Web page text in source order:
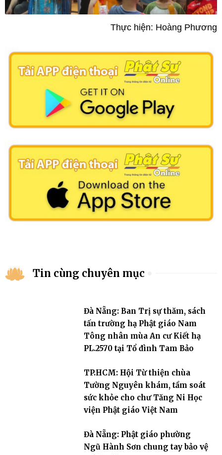
Thực hiện: Hoàng Phương
Tin cùng chuyên mục
Đà Nẵng: Ban Trị sự thăm, sách
tấn trường hạ Phật giáo Nam
Tông nhân mùa An cư Kiết hạ
PL.2570 tại Tổ đình Tam Bảo
TP.HCM: Hội Từ thiện chùa
Tường Nguyên khám, tầm soát
sức khỏe cho chư Tăng Ni Học
viện Phật giáo Việt Nam
Đà Nẵng: Phật giáo phường
Ngũ Hành Sơn chung tay bảo vệ